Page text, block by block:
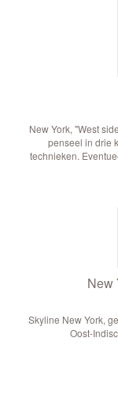
New York, "West
penseel in drie
technieken.
New
Skyline New York,
Oost-